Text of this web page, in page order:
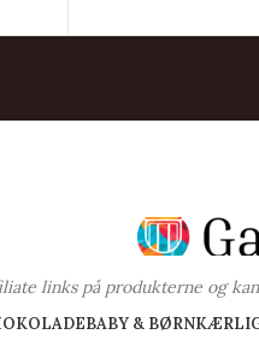
links på produkterne og
BABY & BØRN